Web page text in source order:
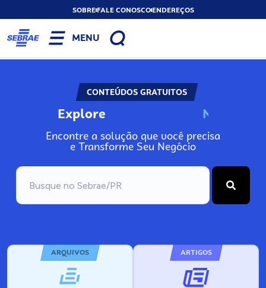
SOBREFALE CONOSCOENDEREÇOS
MENU
CONTEÚDOS GRATUITOS
Explore N
Encontre a solução que você precisa
e Transforme Seu Negócio
ARQUIVOS ARTIGOS